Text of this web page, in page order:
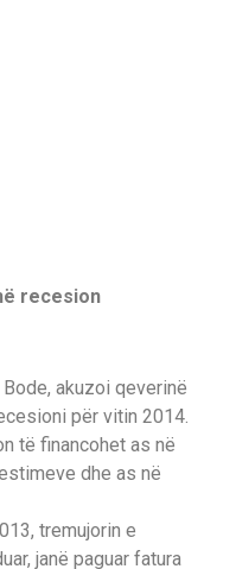
recesion
akuzoi qeverinë
për vitin 2014.
të financohet as në
dhe as në
tremujorin e
janë paguar fatura